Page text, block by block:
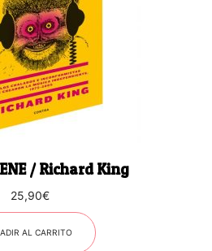
/ Richard King
25,90€
AL CARRITO